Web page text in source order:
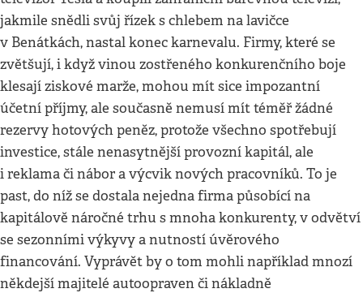
jakmile snědli svůj řízek s chlebem na lavičce
v Benátkách, nastal konec karnevalu. Firmy, které se
zvětšují, i když vinou zostřeného konkurenčního boje
klesají ziskové marže, mohou mít sice impozantní
účetní příjmy, ale současně nemusí mít téměř žádné
rezervy hotových peněz, protože všechno spotřebují
investice, stále nenasytnější provozní kapitál, ale
i reklama či nábor a výcvik nových pracovníků. To je
past, do níž se dostala nejedna firma působící na
kapitálově náročné trhu s mnoha konkurenty, v odvětví
se sezonními výkyvy a nutností úvěrového
financování. Vyprávět by o tom mohli například mnozí
někdejší majitelé autoopraven či nákladně